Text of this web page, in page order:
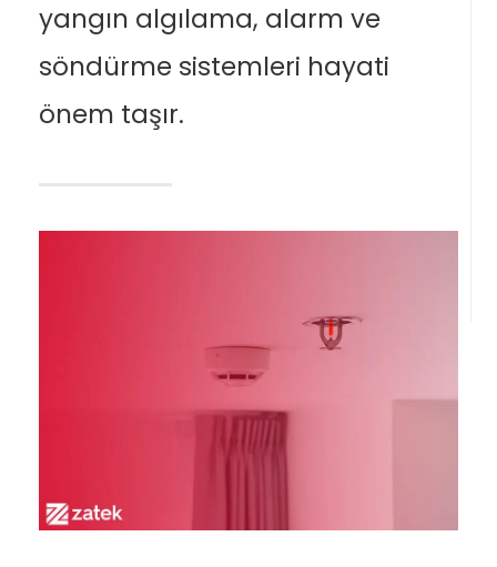
yangın algılama, alarm ve
söndürme sistemleri hayati
önem taşır.